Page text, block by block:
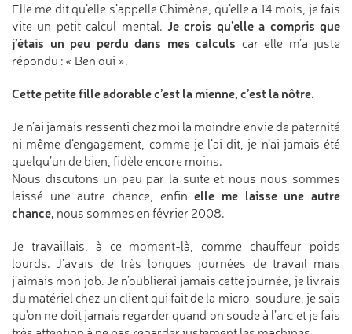
Elle me dit qu’elle s’appelle Chimène, qu’elle a 14 mois, je fais
vite un petit calcul mental. Je crois qu’elle a compris que
j’étais un peu perdu dans mes calculs car elle m’a juste
répondu : « Ben oui ».
Cette petite fille adorable c’est la mienne, c’est la nôtre.
Je n’ai jamais ressenti chez moi la moindre envie de paternité
ni même d’engagement, comme je l’ai dit, je n’ai jamais été
quelqu’un de bien, fidèle encore moins.
Nous discutons un peu par la suite et nous nous sommes
laissé une autre chance, enfinelle me laisse une autre
chance, nous sommes en février 2008.
Je travaillais, à ce moment-là, comme chauffeur poids
lourds. J’avais de très longues journées de travail mais
j’aimais mon job. Je n’oublierai jamais cette journée, je livrais
du matériel chez un client qui fait de la micro-soudure, je sais
qu’on ne doit jamais regarder quand on soude à l’arc et je fais